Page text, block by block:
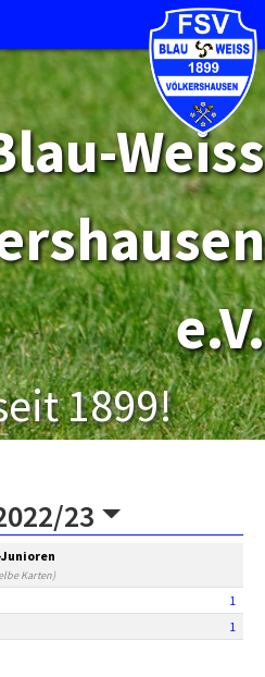
Weiss
e.V.
1899!
23
Junioren
Karten)
1
1